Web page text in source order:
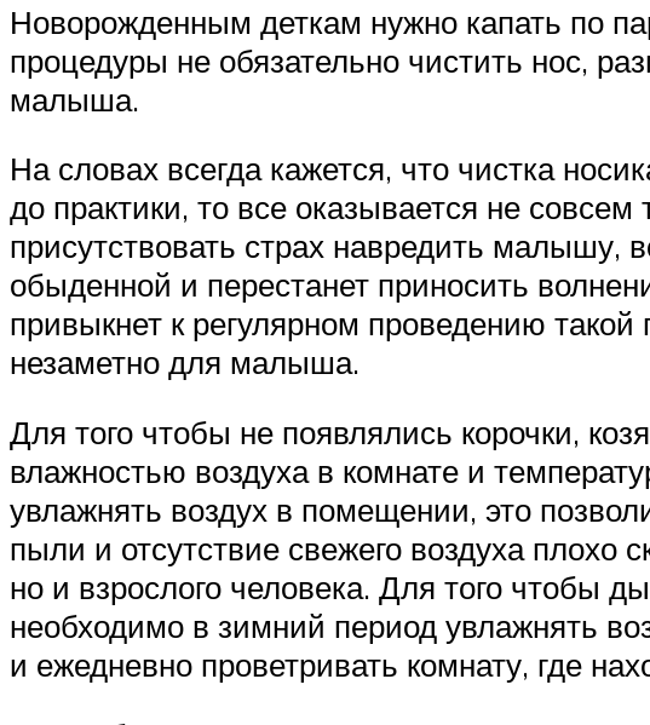
Новорожденным деткам нужно капать по
процедуры не обязательно чистить нос,
малыша.
На словах всегда кажется, что чистка
до практики, то все оказывается не
присутствовать страх навредить малышу,
обыденной и перестанет приносить
привыкнет к регулярном проведению
незаметно для малыша.
Для того чтобы не появлялись корочки,
влажностью воздуха в комнате и
увлажнять воздух в помещении, это
пыли и отсутствие свежего воздуха плохо
но и взрослого человека. Для того чтобы
необходимо в зимний период увлажнять
и ежедневно проветривать комнату, где